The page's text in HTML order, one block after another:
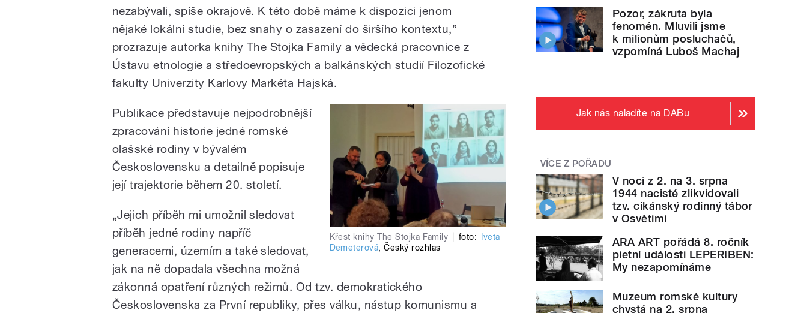
nezabývali, spíše okrajově. K této době máme k dispozici jenom
nějaké lokální studie, bez snahy o zasazení do širšího kontextu,”
prozrazuje autorka knihy The Stojka Family a vědecká pracovnice z
Ústavu etnologie a středoevropských a balkánských studií Filozofické
fakulty Univerzity Karlovy Markéta Hajská.
Křest knihy The Stojka Family foto:
Iveta
Demeterová,Český rozhlas
Publikace představuje nejpodrobnější
zpracování historie jedné romské
olašské rodiny v bývalém
Československu a detailně popisuje
její trajektorie během 20. století.
„Jejich příběh mi umožnil sledovat
příběh jedné rodiny napříč
generacemi, územím a také sledovat,
jak na ně dopadala všechna možná
zákonná opatření různých režimů. Od tzv. demokratického
Československa za První republiky, přes válku, nástup komunismu a
Pozor, zákruta byla
fenomén. Mluvili jsme
k milionům posluchačů,
vzpomíná Luboš Machaj
Jak nás naladíte na DABu
VÍCE Z POŘADU
V noci z 2. na 3. srpna
1944 nacisté zlikvidovali
tzv. cikánský rodinný tábor
v Osvětimi
ARA ART pořádá 8. ročník
pietní události LEPERIBEN:
My nezapomínáme
Muzeum romské kultury
chystá na 2. srpna